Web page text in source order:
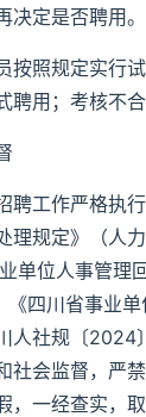
决定是否聘用。
按照规定实行
聘用；考核不
聘工作严格执
理规定》（人
单位人事管理
《四川省事业
人社规〔2024
社会监督，严
，一经查实，